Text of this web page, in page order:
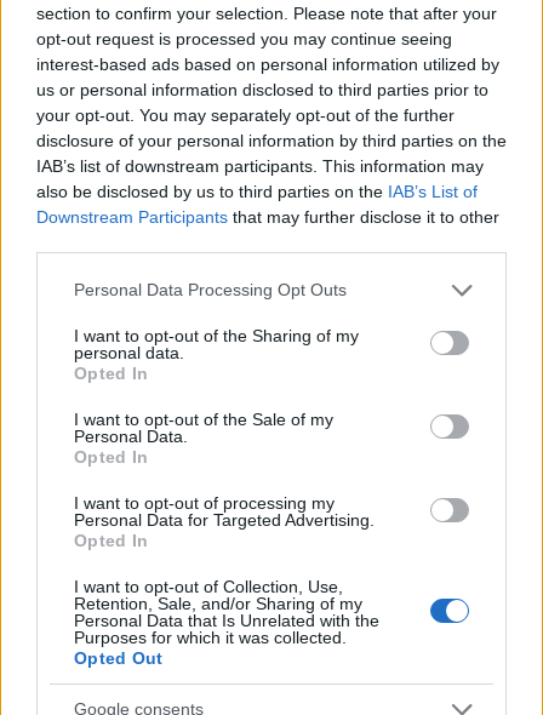
section to confirm your selection. Please note that after your
opt-out request is processed you may continue seeing
interest-based ads based on personal information utilized by
us or personal information disclosed to third parties prior to
your opt-out. You may separately opt-out of the further
disclosure of your personal information by third parties on the
IAB’s list of downstream participants. This information may
also be disclosed by us to third parties on the IAB’s List of
Downstream Participants that may further disclose it to other
Please note that this website/app uses one or more Google
not limited to your visit or usage behaviour. You may click to
grant or deny consent to Google and its third-party tags to
use your data for below specified purposes in below Google
consent section.
Personal Data Processing Opt Outs
I want to opt-out of the Sharing of my
personal data.
Opted In
I want to opt-out of the Sale of my
Personal Data.
Opted In
I want to opt-out of processing my
Personal Data for Targeted Advertising.
Opted In
I want to opt-out of Collection, Use,
Retention, Sale, and/or Sharing of my
Personal Data that Is Unrelated with the
Purposes for which it was collected.
Opted Out
Google consents
éppen a videós anyagok a trendik, és a
TikTok a menő, de mit hoz a holnap? Szél
Gergely, az innovatív video streaming-
megoldásokat fejlesztő magyar RECnGO
ügyvezetője segítségével jártunk utána.
Sokan mondják, hogy a Facebook
“nyugdíjas” platform lett, a fiatalok már
nem lógnak rajta. Miért?
Maga a tartalom előállítása és fogyasztása
videókkal való kommunikálás felértékelődött.
Virágkorukat élik a rövidebb tartalmak, egy jól
összerakott TikTok-videó nagyon gyorsan tud
terjedni. Maga a platform is úgy lett
összerakva, hogy teret enged ennek a